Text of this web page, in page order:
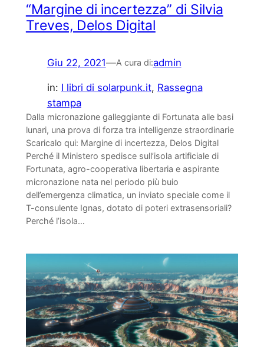
“Margine di incertezza” di Silvia
Treves, Delos Digital
Giu 22, 2021—A cura di:admin
in: I libri di solarpunk.it, Rassegna
stampa
Dalla micronazione galleggiante di Fortunata alle basi
lunari, una prova di forza tra intelligenze straordinarie
Scaricalo qui: Margine di incertezza, Delos Digital
Perché il Ministero spedisce sull’isola artificiale di
Fortunata, agro-cooperativa libertaria e aspirante
micronazione nata nel periodo più buio
dell’emergenza climatica, un inviato speciale come il
T-consulente Ignas, dotato di poteri extrasensoriali?
Perché l’isola…